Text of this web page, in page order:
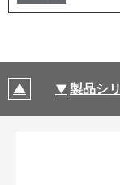
製品シ